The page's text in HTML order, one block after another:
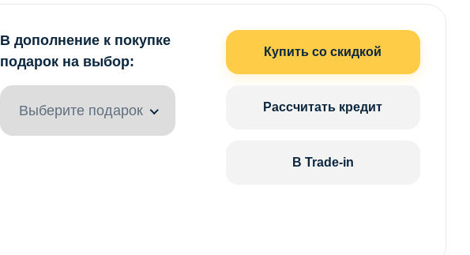
В дополнение к покупке
подарок на выбор:
Выберите подарок
Купить со скидкой
Рассчитать кредит
В Trade-in